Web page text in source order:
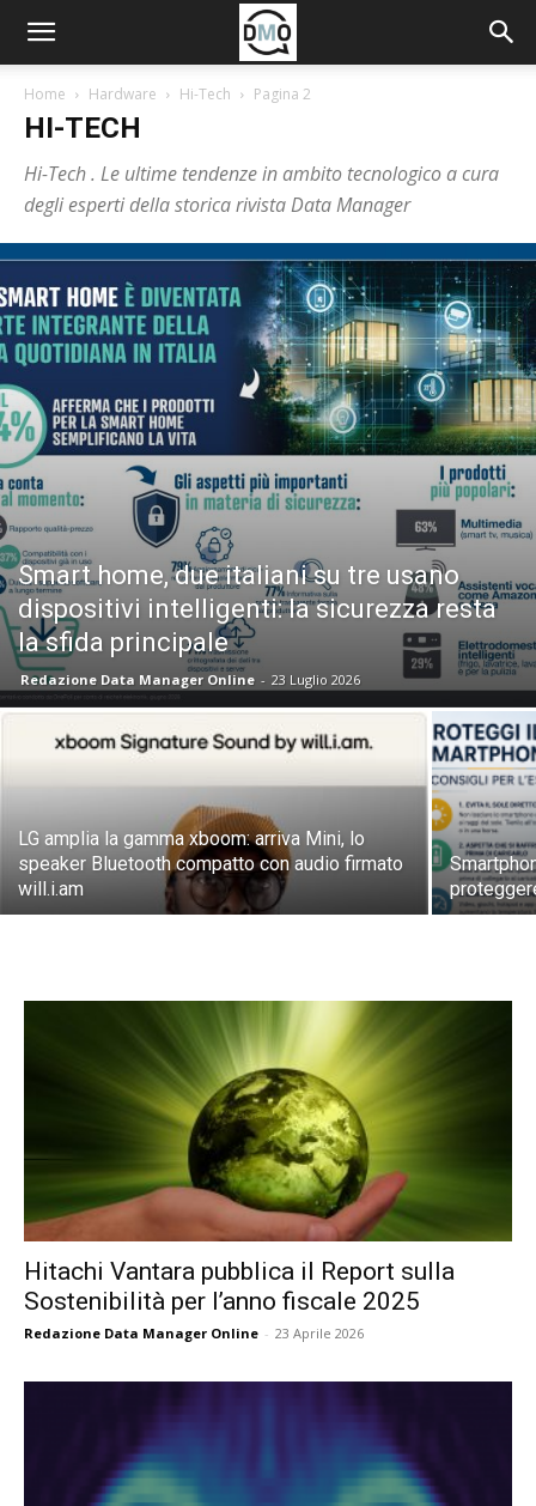
Home Hardware Hi-Tech Pagina 2
HI-TECH
Hi-Tech . Le ultime tendenze in ambito tecnologico a cura
degli esperti della storica rivista Data Manager
Smart home, due italiani su tre usano
dispositivi intelligenti: la sicurezza resta
la sfida principale
Redazione Data Manager Online - 23 Luglio 2026
LG amplia la gamma xboom: arriva Mini, lo
speaker Bluetooth compatto con audio firmato
will.i.am
Hitachi Vantara pubblica il Report sulla
Sostenibilità per l’anno fiscale 2025
Redazione Data Manager Online - 23 Aprile 2026